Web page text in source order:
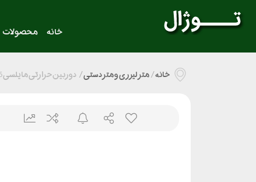
خانه محصولات
خانه/متر لیزری و متر دستی/ دوربین حرارتی مایلسی TR256